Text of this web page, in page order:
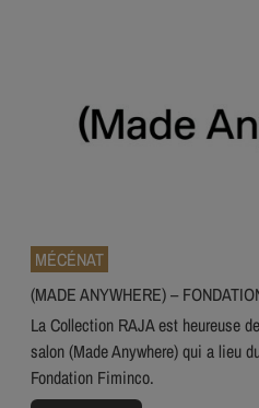
MÉCÉNAT
(MADE ANYWHERE) –
La Collection RAJA est heureuse
salon (Made Anywhere) qui a lieu
Fondation Fiminco.